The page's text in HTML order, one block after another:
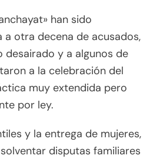
han sido
otra decena de acusados,
desairado y a algunos de
a la celebración del
muy extendida pero
por ley.
y la entrega de mujeres,
disputas familiares